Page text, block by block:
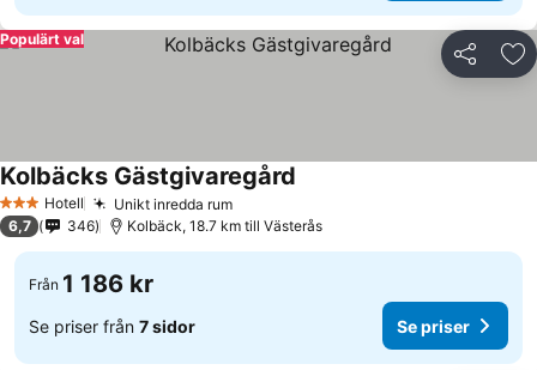
Dela
Populärt val
3 StjärnorHotell Unikt inredda rum
Kolbäcks Gästgivaregård
6,7 346 Kolbäck, 18.7 km till Västerås
Från 1 186 kr
Se priser från 7 sidor Se priser